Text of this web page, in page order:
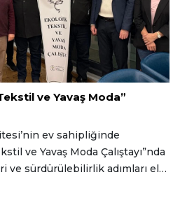
ve Yavaş Moda”
ev sahipliğinde
ve Yavaş Moda Çalıştayı”nda
ve sürdürülebilirlik adımları ele